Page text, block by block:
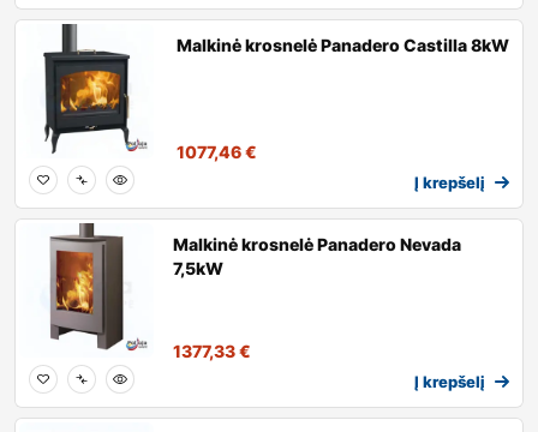
Malkinė krosnelė Panadero Castilla 8kW
1077,46€
Į krepšelį
Malkinė krosnelė Panadero Nevada
7,5kW
1377,33€
Į krepšelį